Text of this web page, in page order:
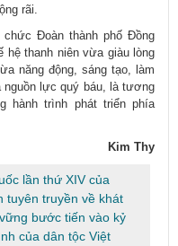
rãi.
Đoàn thành phố Đồng
thanh niên vừa giàu lòng
năng động, sáng tạo, làm
nguồn lực quý báu, là tương
hành trình phát triển phía
​Kim Thy
lần thứ XIV của
tuyên truyền về khát
bước tiến vào kỷ
của dân tộc Việt